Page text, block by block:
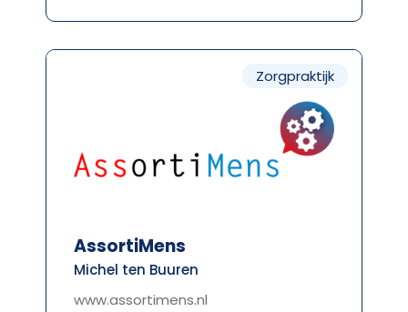
Zorgpraktijk
AssortiMens
Michel ten Buuren
www.assortimens.nl